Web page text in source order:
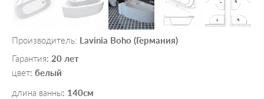
Производитель: Lavinia Boho (Германия)
Гарантия: 20 лет
цвет: белый
длина ванны: 140см